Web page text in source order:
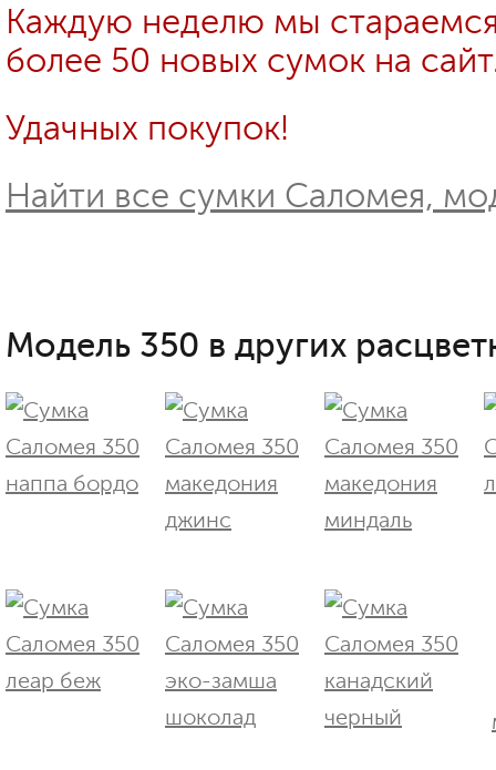
Каждую неделю мы
более 50 новых сумок на
Удачных покупок!
Найти все сумки Саломея,
Модель 350 в других